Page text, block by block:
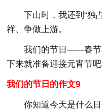
下山时，我还到“独
祥、争做上游。
我们的节日——春节
下来就准备迎接元宵节吧
我们的节日的作文9
你知道今天是什么